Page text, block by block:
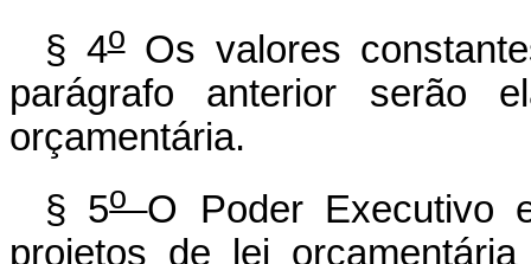
§ 4oOs valores
parágrafo anterior serão
orçamentária.
§ 5o O Poder Executivo
projetos de lei